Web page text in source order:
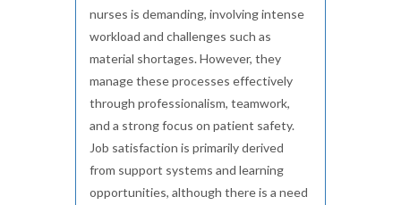
nurses is demanding, involving intense
workload and challenges such as
material shortages. However, they
manage these processes effectively
through professionalism, teamwork,
and a strong focus on patient safety.
Job satisfaction is primarily derived
from support systems and learning
opportunities, although there is a need